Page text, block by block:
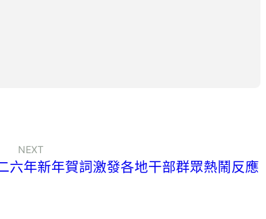
NEXT
六年新年賀詞激發各地干部群眾熱鬧反應